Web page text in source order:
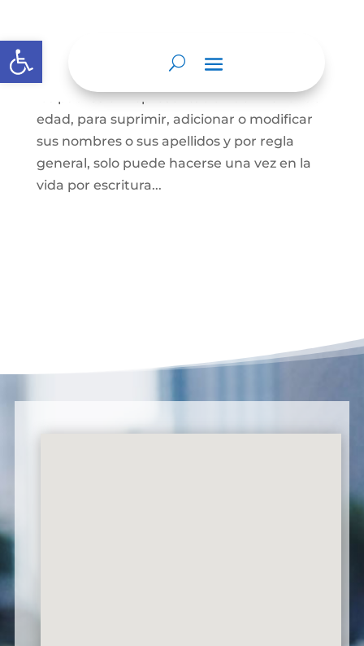
Abrir barra de herramientas
El cambio de nombre lo podrá hacer la
persona mayor de edad voluntariamente o
los padres en representación del menor de
edad, para suprimir, adicionar o modificar
sus nombres o sus apellidos y por regla
general, solo puede hacerse una vez en la
vida por escritura...